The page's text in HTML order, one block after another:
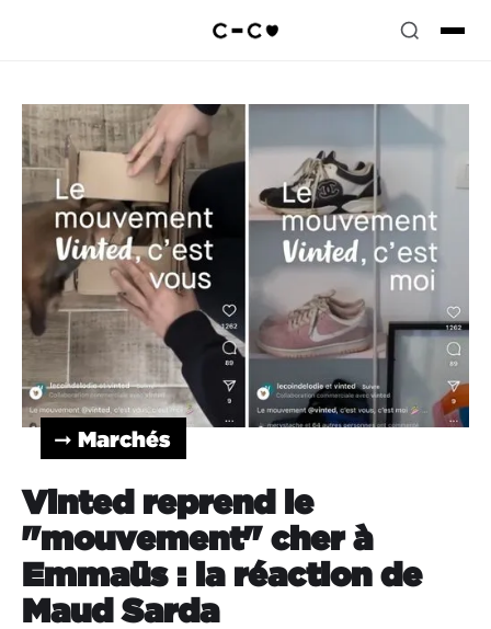
➞ Marchés
Vinted reprend le
"mouvement" cher à
Emmaüs : la réaction de
Maud Sarda